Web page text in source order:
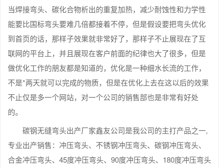
当焊接弯头、碳化合物析出的重复加热，减少耐蚀性和力学性
能要比国标弯头要难几倍都接着不停，但是假设要把弯头优化
到首页的话，那样子效果就非常好了，那样子不止展现在了互
联网的平台上，并且展现在客户前面的纪律也大了很多，但是
做优化工作的朋友都是知道的，优化是一种细水长流的工作，
不是*两天就可以完成的物质，但是在优化上去在这以后的效果
不止仅是多一个网站，对一个公司的销售部也是非常有好处
的。
碳钢无缝弯头出产厂家鑫友公司是我公司的主打产品之一,
专业出产销售：冲压弯头、不锈钢冲压弯头、碳钢冲压弯头、
合金冲压弯头、45度冲压弯头、90度冲压弯头、180度冲压弯头